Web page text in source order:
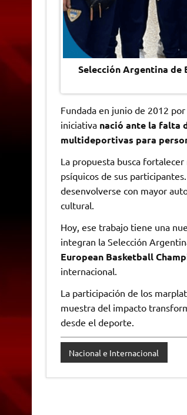
Selección Argentina de
Fundada en junio de 2012
iniciativanació ante la falta
multideportivas para
La propuesta busca
psíquicos de sus
desenvolverse con mayor
cultural.
Hoy, ese trabajo tiene una
integran la Selección
European Basketball
internacional.
La participación de los
muestra del impacto
desde el deporte.
Nacional e Internacional